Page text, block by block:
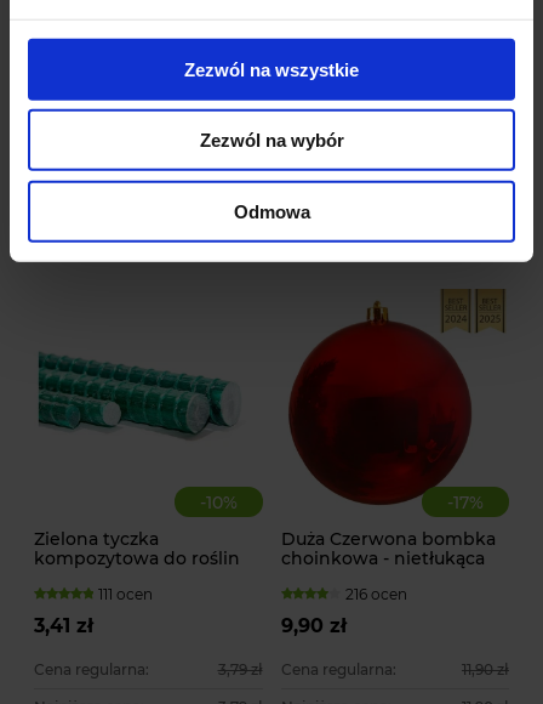
Zezwól na wszystkie
Zezwól na wybór
Odmowa
Wysokość: 14 cm
: 7 cm
: do 84 godzin
Okazje cenowe
-10%
Zielona tyczka
kompozytowa do roślin
111 ocen
3,41 zł
Cena regularna: 3,79 zł
-17%
Duża Czerwona bombka
choinkowa - nietłukąca
216 ocen
9,90 zł
Cena regularna: 11,90 zł